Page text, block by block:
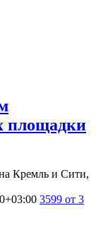
площадки
Кремль и Сити,
3599 от 3